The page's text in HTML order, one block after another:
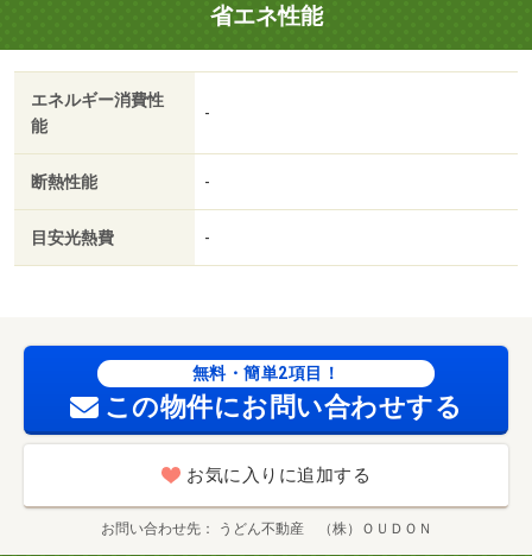
い」そんな方もご安心ください。まずはＬＩＮＥで条件を
入力するだけ。お部屋探しを、もっと気軽に、もっとスム
ーズに。・賃貸保証等：加入要（ハウスリーブ ハウスリ
ーブ株式会社 契約時保証委託料：２．２万／月額保証委
託料：賃料総額の２．２％又は５．５％ ※ペット可は
在・うどんちゃんと『ＬＩＮＥで簡単』お部屋探し まず
はＬＩＮＥで条件を入力するだけ。 お部屋探しを、もっ
と気軽に、もっとスムーズに。/クリーニング費用 60000
省エネ性能
エネルギー消費性
能
-
断熱性能 -
目安光熱費 -
無料・簡単2項目！
この物件にお問い合わせする
お気に入りに追加する
お問い合わせ先 うどん不動産 （株）ＯＵＤＯＮ